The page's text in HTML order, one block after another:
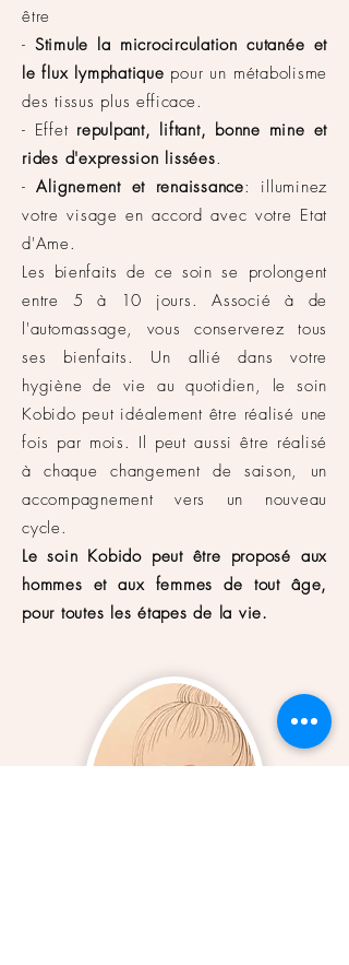
être
- Stimule la microcirculation cutanée et
le flux lymphatique pour un métabolisme
des tissus plus efficace.
- Effet repulpant, liftant, bonne mine et
rides d'expression lissées.
-Alignement et renaissance: illuminez
votre visage en accord avec votre Etat
d'Ame.
Les bienfaits de ce soin se prolongent
entre 5 à 10 jours. Associé à de
l'automassage, vous conserverez tous
ses bienfaits. Un allié dans votre
hygiène de vie au quotidien, le soin
Kobido peut idéalement être réalisé une
fois par mois. Il peut aussi être réalisé
à chaque changement de saison, un
accompagnement vers un nouveau
cycle.
Le soin Kobido peut être proposé aux
hommes et aux femmes de tout âge,
pour toutes les étapes de la vie.